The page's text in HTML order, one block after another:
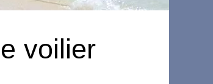
voilier